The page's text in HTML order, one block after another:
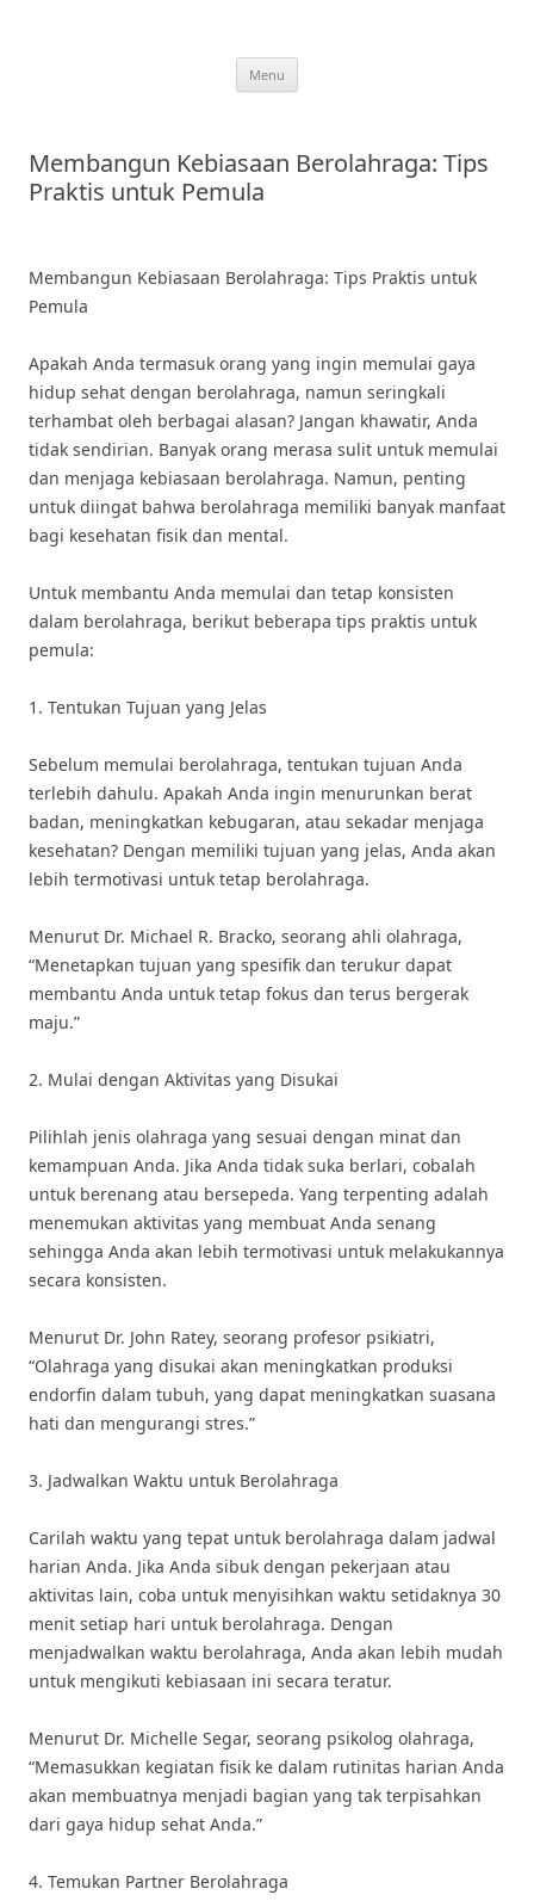
Menu
Membangun Kebiasaan Berolahraga: Tips
Praktis untuk Pemula
Membangun Kebiasaan Berolahraga: Tips Praktis untuk
Pemula
Apakah Anda termasuk orang yang ingin memulai gaya
hidup sehat dengan berolahraga, namun seringkali
terhambat oleh berbagai alasan? Jangan khawatir, Anda
tidak sendirian. Banyak orang merasa sulit untuk memulai
dan menjaga kebiasaan berolahraga. Namun, penting
untuk diingat bahwa berolahraga memiliki banyak manfaat
bagi kesehatan fisik dan mental.
Untuk membantu Anda memulai dan tetap konsisten
dalam berolahraga, berikut beberapa tips praktis untuk
pemula:
1. Tentukan Tujuan yang Jelas
Sebelum memulai berolahraga, tentukan tujuan Anda
terlebih dahulu. Apakah Anda ingin menurunkan berat
badan, meningkatkan kebugaran, atau sekadar menjaga
kesehatan? Dengan memiliki tujuan yang jelas, Anda akan
lebih termotivasi untuk tetap berolahraga.
Menurut Dr. Michael R. Bracko, seorang ahli olahraga,
“Menetapkan tujuan yang spesifik dan terukur dapat
membantu Anda untuk tetap fokus dan terus bergerak
maju.”
2. Mulai dengan Aktivitas yang Disukai
Pilihlah jenis olahraga yang sesuai dengan minat dan
kemampuan Anda. Jika Anda tidak suka berlari, cobalah
untuk berenang atau bersepeda. Yang terpenting adalah
menemukan aktivitas yang membuat Anda senang
sehingga Anda akan lebih termotivasi untuk melakukannya
secara konsisten.
Menurut Dr. John Ratey, seorang profesor psikiatri,
“Olahraga yang disukai akan meningkatkan produksi
endorfin dalam tubuh, yang dapat meningkatkan suasana
hati dan mengurangi stres.”
3. Jadwalkan Waktu untuk Berolahraga
Carilah waktu yang tepat untuk berolahraga dalam jadwal
harian Anda. Jika Anda sibuk dengan pekerjaan atau
aktivitas lain, coba untuk menyisihkan waktu setidaknya 30
menit setiap hari untuk berolahraga. Dengan
menjadwalkan waktu berolahraga, Anda akan lebih mudah
untuk mengikuti kebiasaan ini secara teratur.
Menurut Dr. Michelle Segar, seorang psikolog olahraga,
“Memasukkan kegiatan fisik ke dalam rutinitas harian Anda
akan membuatnya menjadi bagian yang tak terpisahkan
dari gaya hidup sehat Anda.”
4. Temukan Partner Berolahraga